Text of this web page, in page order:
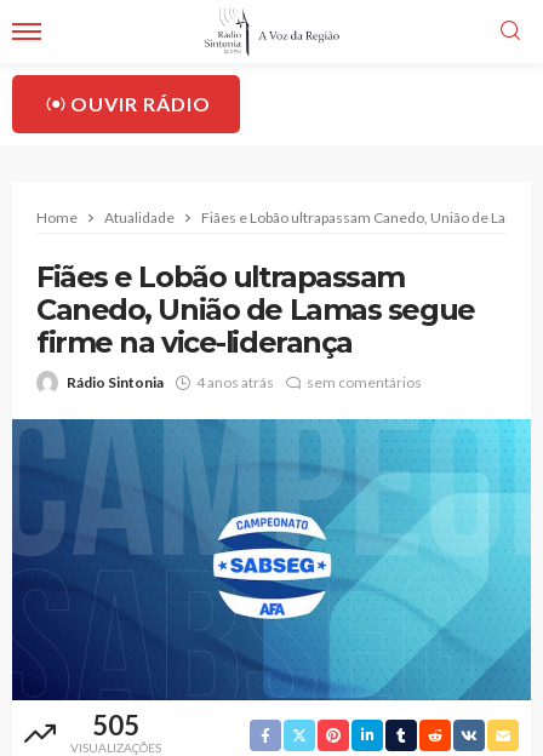
OUVIR RÁDIO
Home Atualidade Fiães e Lobão ultrapassam Canedo, União de
Fiães e Lobão ultrapassam
Canedo, União de Lamas segue
firme na vice-liderança
Rádio Sintonia 4 anos atrás sem comentários
505
VISUALIZAÇÕES